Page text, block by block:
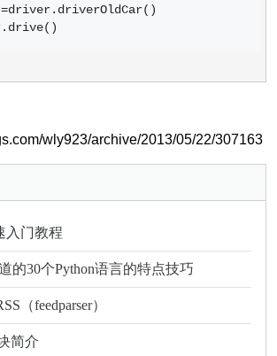
wly923/archive/2013/05/22/307163
入门教程
的30个Python语言的特点技巧
（feedparser）
简介